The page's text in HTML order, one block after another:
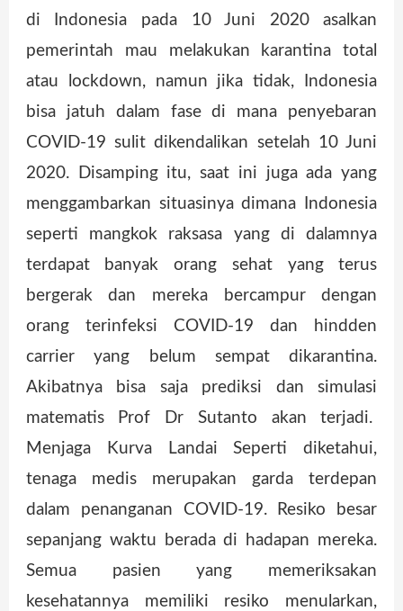
di Indonesia pada 10 Juni 2020 asalkan
pemerintah mau melakukan karantina total
atau lockdown, namun jika tidak, Indonesia
bisa jatuh dalam fase di mana penyebaran
COVID-19 sulit dikendalikan setelah 10 Juni
2020. Disamping itu, saat ini juga ada yang
menggambarkan situasinya dimana Indonesia
seperti mangkok raksasa yang di dalamnya
terdapat banyak orang sehat yang terus
bergerak dan mereka bercampur dengan
orang terinfeksi COVID-19 dan hindden
carrier yang belum sempat dikarantina.
Akibatnya bisa saja prediksi dan simulasi
matematis Prof Dr Sutanto akan terjadi.
Menjaga Kurva Landai Seperti diketahui,
tenaga medis merupakan garda terdepan
dalam penanganan COVID-19. Resiko besar
sepanjang waktu berada di hadapan mereka.
Semua pasien yang memeriksakan
kesehatannya memiliki resiko menularkan,